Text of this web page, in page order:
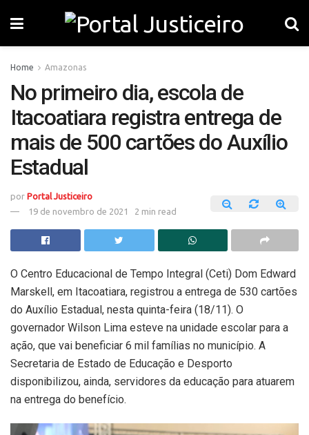
Home Amazonas
No primeiro dia, escola de
Itacoatiara registra entrega de
mais de 500 cartões do Auxílio
Estadual
por Portal Justiceiro
19 de novembro de 2021
2 min read
O Centro Educacional de Tempo Integral (Ceti) Dom Edward
Marskell, em Itacoatiara, registrou a entrega de 530 cartões
do Auxílio Estadual, nesta quinta-feira (18/11). O
governador Wilson Lima esteve na unidade escolar para a
ação, que vai beneficiar 6 mil famílias no município. A
Secretaria de Estado de Educação e Desporto
disponibilizou, ainda, servidores da educação para atuarem
na entrega do benefício.